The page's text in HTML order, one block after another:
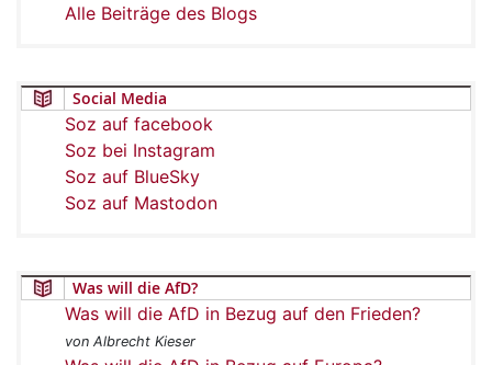
Alle Beiträge des Blogs
Social Media
Soz auf facebook
Soz bei Instagram
Soz auf BlueSky
Soz auf Mastodon
Was will die AfD?
Was will die AfD in Bezug auf den Frieden?
von Albrecht Kieser